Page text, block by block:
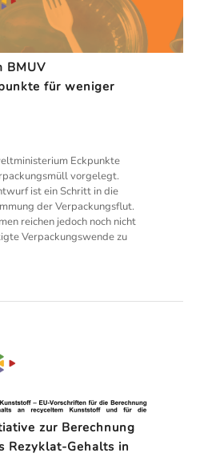
BMUV
für weniger
Eckpunkte
vorgelegt.
ist ein Schritt in die
der Verpackungsflut.
reichen jedoch noch nicht
Verpackungswende zu
zur Berechnung
Rezyklat-Gehalts in